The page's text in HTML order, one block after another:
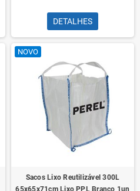
DETALHES
NOVO
Sacos Lixo Reutilizável 300L
65x65x71cm Lixo PPL Branco 1un